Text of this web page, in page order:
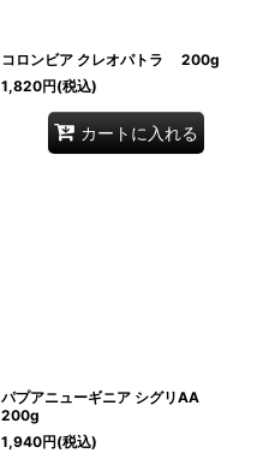
コロンビア クレオパトラ 200g
1,820円(税込)
カートに入れる
パプアニューギニア シグリAA
200g
1,940円(税込)